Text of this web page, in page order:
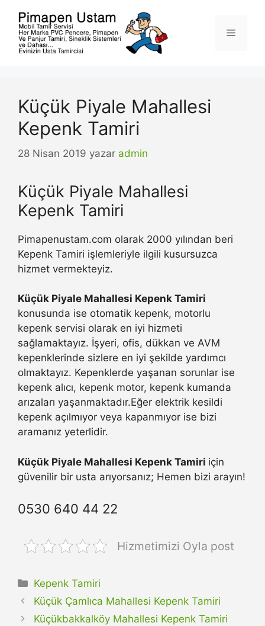
Menü
Küçük Piyale Mahallesi
Kepenk Tamiri
28 Nisan 2019 yazar admin
Küçük Piyale Mahallesi
Kepenk Tamiri
Pimapenustam.com olarak 2000 yılından beri
Kepenk Tamiri işlemleriyle ilgili kusursuzca
hizmet vermekteyiz.
Küçük Piyale Mahallesi Kepenk Tamiri
konusunda ise otomatik kepenk, motorlu
kepenk servisi olarak en iyi hizmeti
sağlamaktayız. İşyeri, ofis, dükkan ve AVM
kepenklerinde sizlere en iyi şekilde yardımcı
olmaktayız. Kepenklerde yaşanan sorunlar ise
kepenk alıcı, kepenk motor, kepenk kumanda
arızaları yaşanmaktadır.Eğer elektrik kesildi
kepenk açılmıyor veya kapanmıyor ise bizi
aramanız yeterlidir.
Küçük Piyale Mahallesi Kepenk Tamiri için
güvenilir bir usta arıyorsanız; Hemen bizi arayın!
0530 640 44 22
Hizmetimizi Oyla post
Kategoriler
Kepenk Tamiri
Küçük Çamlıca Mahallesi Kepenk Tamiri
Küçükbakkalköy Mahallesi Kepenk Tamiri